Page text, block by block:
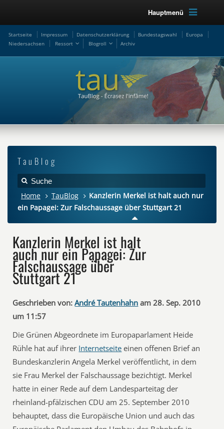
Hauptmenü
Startseite Impressum Datenschutzerklärung Bundestagswahl
Europa
Niedersachsen
Ressort Blogroll Archiv
TauBlog
Home TauBlog
Kanzlerin Merkel ist halt auch nur
ein Papagei: Zur Falschaussage über Stuttgart 21
Kanzlerin Merkel ist halt
auch nur ein Papagei: Zur
Falschaussage über
Stuttgart 21
Geschrieben von: André Tautenhahn am 28. Sep. 2010
um 11:57
Die Grünen Abgeordnete im Europaparlament Heide
Rühle hat auf ihrer Internetseite einen offenen Brief an
Bundeskanzlerin Angela Merkel veröffentlicht, in dem
sie Frau Merkel der Falschaussage bezichtigt. Merkel
hatte in einer Rede auf dem Landesparteitag der
rheinland-pfälzischen CDU am 25. September 2010
behauptet, dass die Europäische Union und auch das